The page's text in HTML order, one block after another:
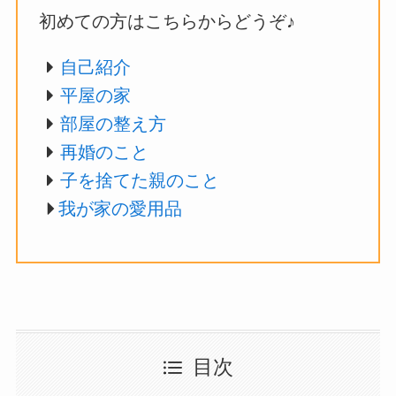
初めての方はこちらからどうぞ♪
自己紹介
平屋の家
部屋の整え方
再婚のこと
子を捨てた親のこと
我が家の愛用品
目次